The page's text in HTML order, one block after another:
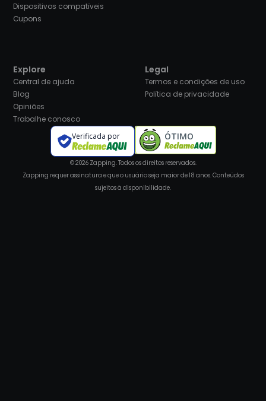
Dispositivos compatíveis
Cupons
Explore
Central de ajuda
Blog
Opiniões
Trabalhe conosco
Legal
Termos e condições de uso
Política de privacidade
Verificada por ÓTIMO
© 2026 Zapping. Todos os direitos reservados.
Zapping requer assinatura e que o usuário seja maior de 18 anos. Conteúdos
sujeitos à disponibilidade.